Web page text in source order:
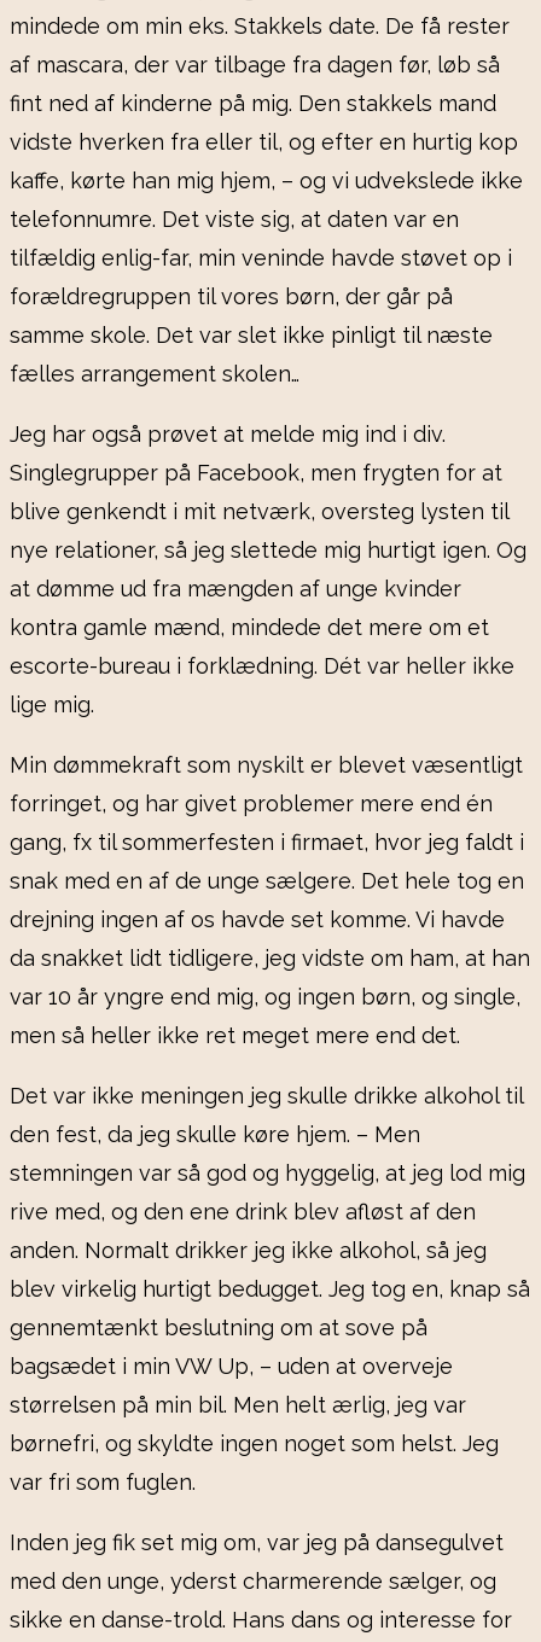
mindede om min eks. Stakkels date. De få rester
af mascara, der var tilbage fra dagen før, løb så
fint ned af kinderne på mig. Den stakkels mand
vidste hverken fra eller til, og efter en hurtig kop
kaffe, kørte han mig hjem, – og vi udvekslede ikke
telefonnumre. Det viste sig, at daten var en
tilfældig enlig-far, min veninde havde støvet op i
forældregruppen til vores børn, der går på
samme skole. Det var slet ikke pinligt til næste
fælles arrangement skolen…
Jeg har også prøvet at melde mig ind i div.
Singlegrupper på Facebook, men frygten for at
blive genkendt i mit netværk, oversteg lysten til
nye relationer, så jeg slettede mig hurtigt igen. Og
at dømme ud fra mængden af unge kvinder
kontra gamle mænd, mindede det mere om et
escorte-bureau i forklædning. Dét var heller ikke
lige mig.
Min dømmekraft som nyskilt er blevet væsentligt
forringet, og har givet problemer mere end én
gang, fx til sommerfesten i firmaet, hvor jeg faldt i
snak med en af de unge sælgere. Det hele tog en
drejning ingen af os havde set komme. Vi havde
da snakket lidt tidligere, jeg vidste om ham, at han
var 10 år yngre end mig, og ingen børn, og single,
men så heller ikke ret meget mere end det.
Det var ikke meningen jeg skulle drikke alkohol til
den fest, da jeg skulle køre hjem. – Men
stemningen var så god og hyggelig, at jeg lod mig
rive med, og den ene drink blev afløst af den
anden. Normalt drikker jeg ikke alkohol, så jeg
blev virkelig hurtigt bedugget. Jeg tog en, knap så
gennemtænkt beslutning om at sove på
bagsædet i min VW Up, – uden at overveje
størrelsen på min bil. Men helt ærlig, jeg var
børnefri, og skyldte ingen noget som helst. Jeg
var fri som fuglen.
Inden jeg fik set mig om, var jeg på dansegulvet
med den unge, yderst charmerende sælger, og
sikke en danse-trold. Hans dans og interesse for